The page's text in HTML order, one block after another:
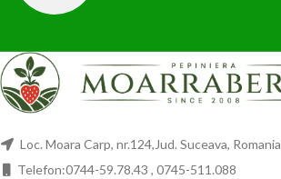
Loc. Moara Carp, nr.124,Jud. Suceava, Romania
Telefon:0744-59.78.43 , 0745-511.088